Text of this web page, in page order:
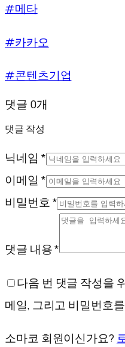
#메타
#카카오
#콘텐츠기업
댓글 0개
댓글 작성
닉네임 *
이메일 *
비밀번호 *
댓글 내용 *
다음 번 댓글 작성을
메일, 그리고 비밀번호
소마코 회원이신가요?